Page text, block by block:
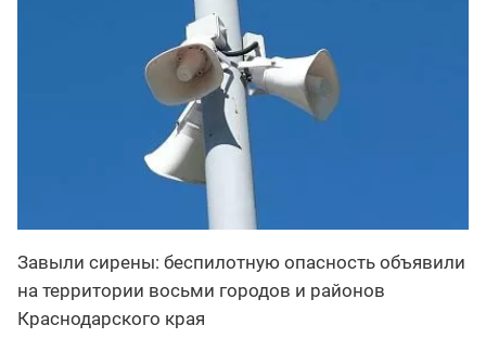
Завыли сирены: беспилотную опасность объявили
на территории восьми городов и районов
Краснодарского края